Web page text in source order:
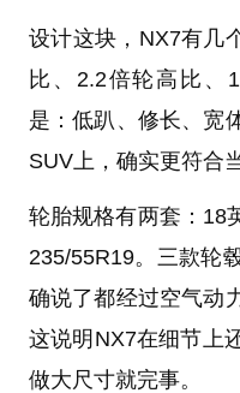
设计这块，NX7有几
比、2.2倍轮高比、
是：低趴、修长、宽
SUV上，确实更符合
轮胎规格有两套：18
235/55R19。三款轮
确说了都经过空气动
这说明NX7在细节上
做大尺寸就完事。